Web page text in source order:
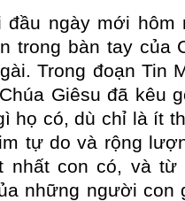
ngày mới hôm
trong bàn tay của
Trong đoạn Tin
Giêsu đã kêu
họ có, dù chỉ là ít
tự do và rộng
nhất con có, và từ
những người con